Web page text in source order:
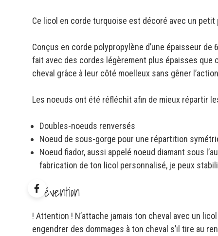
Ce licol en corde turquoise est décoré avec un petit
Conçus en corde polypropylène d’une épaisseur
fait avec des cordes légèrement plus épaisses
cheval grâce à leur côté moelleux sans gêner
Les noeuds ont été réfléchit afin de mieux répartir
Doubles-noeuds renversés
Noeud de sous-gorge pour une répartition
Noeud fiador, aussi appelé noeud diamant sous
fabrication de ton licol personnalisé, je peux
Prévention
! Attention ! N’attache jamais ton cheval avec un
engendrer des dommages à ton cheval s’il tire au